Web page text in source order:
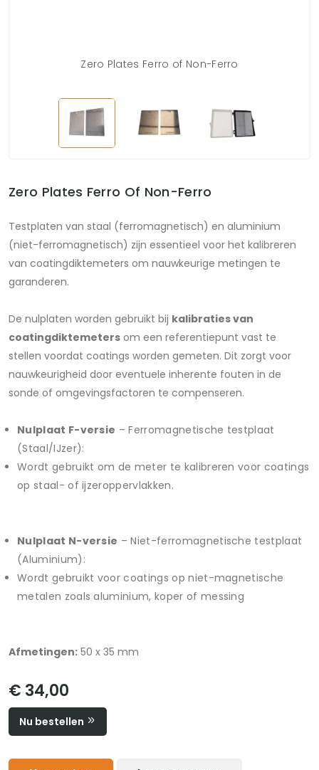
Zero Plates Ferro of Non-Ferro
Zero Plates Ferro Of Non-Ferro
Testplaten van staal (ferromagnetisch) en aluminium
(niet-ferromagnetisch) zijn essentieel voor het kalibreren
van coatingdiktemeters om nauwkeurige metingen te
garanderen.
De nulplaten worden gebruikt bij kalibraties van
coatingdiktemeters om een referentiepunt vast te
stellen voordat coatings worden gemeten. Dit zorgt voor
nauwkeurigheid door eventuele inherente fouten in de
sonde of omgevingsfactoren te compenseren.
Nulplaat F-versie – Ferromagnetische testplaat
(Staal/IJzer):
Wordt gebruikt om de meter te kalibreren voor coatings
op staal- of ijzeroppervlakken.
Nulplaat N-versie – Niet-ferromagnetische testplaat
(Aluminium):
Wordt gebruikt voor coatings op niet-magnetische
metalen zoals aluminium, koper of messing
Afmetingen: 50 x 35 mm
€ 34,00
Nu bestellen